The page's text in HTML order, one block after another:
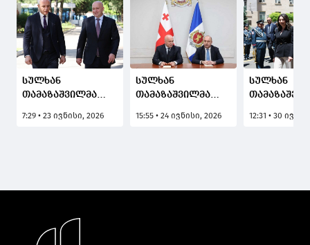
სულხან
თამაზაშვილმა
უსაფრთხოებისა
გიორგი სახოკია
7:29 • 23 ივნისი, 2026
სულხან
თამაზაშვილმა
პოლიციის
წარუდგინა
15:55 • 24 ივნისი, 2026
სულხან
ვიზიტით
12:31 • 30